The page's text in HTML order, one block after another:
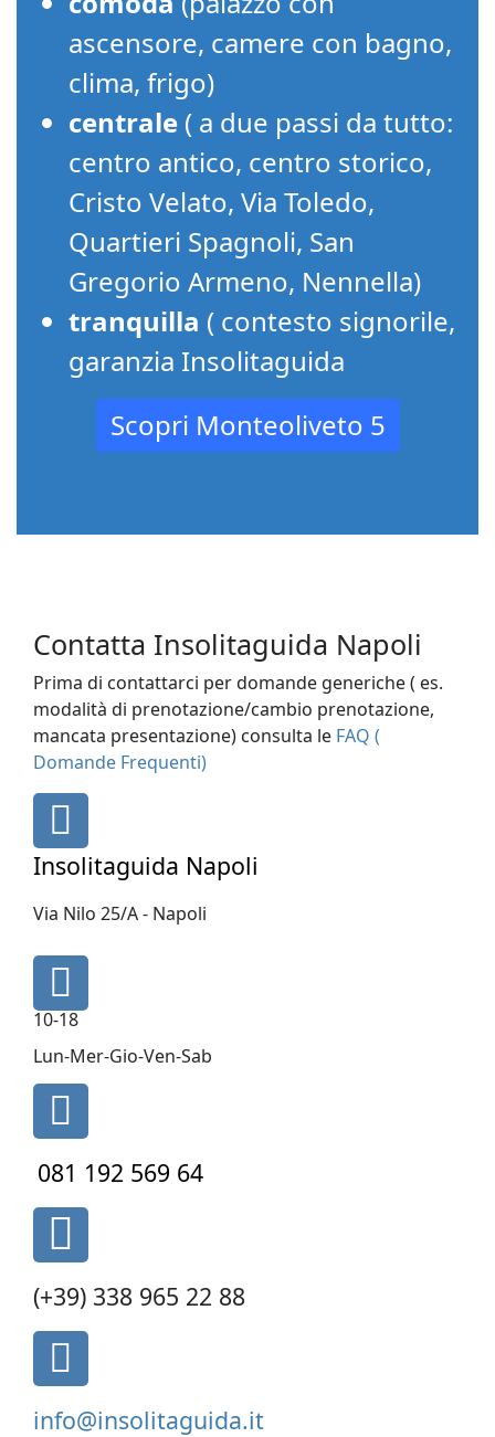
ascensore, camere con bagno,
clima, frigo)
centrale ( a due passi da tutto:
centro antico, centro storico,
Cristo Velato, Via Toledo,
Quartieri Spagnoli, San
Gregorio Armeno, Nennella)
tranquilla ( contesto signorile,
garanzia Insolitaguida
Scopri Monteoliveto 5
Contatta Insolitaguida Napoli
Prima di contattarci per domande generiche ( es.
modalità di prenotazione/cambio prenotazione,
mancata presentazione) consulta le FAQ (
Domande Frequenti)
fas
map-
marker
Insolitaguida Napoli
Via Nilo 25/A - Napoli
fa
clock-
o
10-18
Lun-Mer-Gio-Ven-Sab
fa
081 192 569 64
fas
alt
(+39) 338 965 22 88
fa
square
info@insolitaguida.it